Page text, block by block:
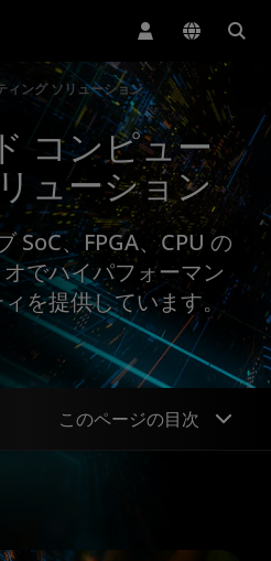
ィング ソリューション
コンピュー
ューション
SoC、FPGA、CPU の
でハイパフォーマン
を提供しています。
このページの目次